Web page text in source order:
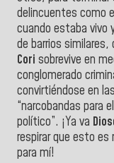
delincuentes como
cuando estaba vivo
de barrios
Cori sobrevive en
conglomerado
convirtiéndose en
“narcobandas para
político”. ¡Ya va
respirar que esto es
para mí!